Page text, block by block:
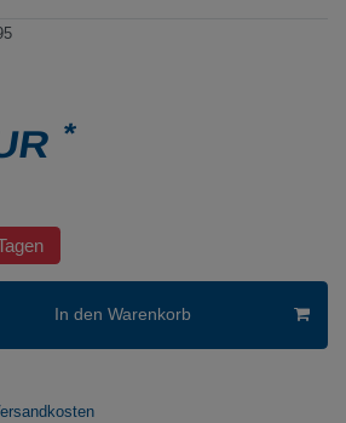
*
In den Warenkorb